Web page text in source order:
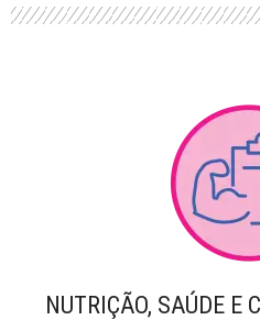
NUTRIÇÃO, SAÚDE E